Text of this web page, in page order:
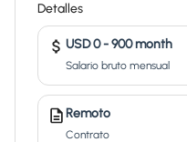
Detalles
USD 0 - 900 month
Salario bruto mensual
Remoto
Contrato